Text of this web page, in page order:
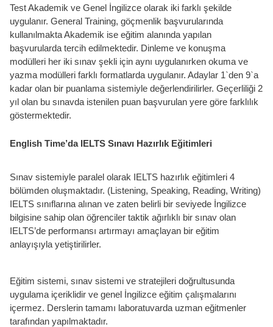
Test Akademik ve Genel İngilizce olarak iki farklı şekilde
uygulanır. General Training, göçmenlik başvurularında
kullanılmakta Akademik ise eğitim alanında yapılan
başvurularda tercih edilmektedir. Dinleme ve konuşma
modülleri her iki sınav şekli için aynı uygulanırken okuma ve
yazma modülleri farklı formatlarda uygulanır. Adaylar 1`den 9`a
kadar olan bir puanlama sistemiyle değerlendirilirler. Geçerliliği 2
yıl olan bu sınavda istenilen puan başvurulan yere göre farklılık
göstermektedir.
English Time’da IELTS Sınavı Hazırlık Eğitimleri
Sınav sistemiyle paralel olarak IELTS hazırlık eğitimleri 4
bölümden oluşmaktadır. (Listening, Speaking, Reading, Writing)
IELTS sınıflarına alınan ve zaten belirli bir seviyede İngilizce
bilgisine sahip olan öğrenciler taktik ağırlıklı bir sınav olan
IELTS’de performansı artırmayı amaçlayan bir eğitim
anlayışıyla yetiştirilirler.
Eğitim sistemi, sınav sistemi ve stratejileri doğrultusunda
uygulama içeriklidir ve genel İngilizce eğitim çalışmalarını
içermez. Derslerin tamamı laboratuvarda uzman eğitmenler
tarafından yapılmaktadır.